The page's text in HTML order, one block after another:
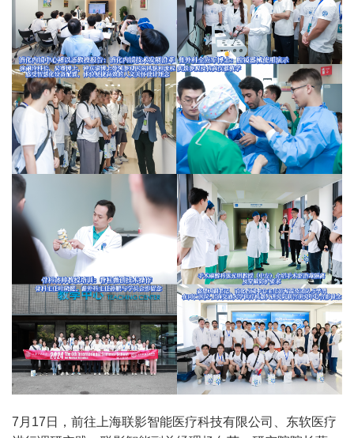
7月17日，前往上海联影智能医疗科技有限公司、东软医疗